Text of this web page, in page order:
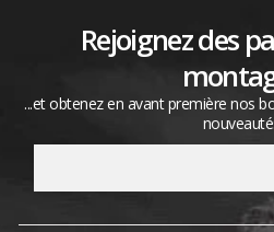
Rejoignez des
...et obtenez en avant première nos